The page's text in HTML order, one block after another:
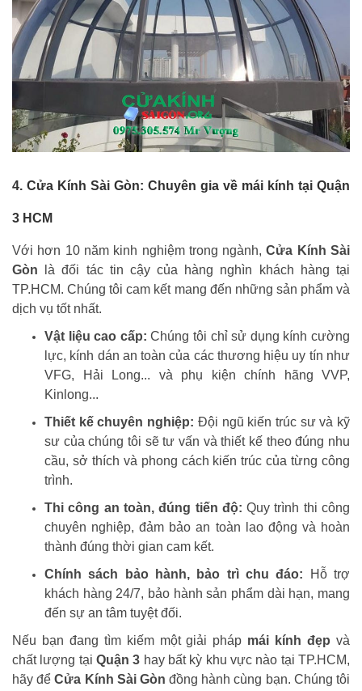
4. Cửa Kính Sài Gòn: Chuyên gia về mái kính tại Quận
3 HCM
Với hơn 10 năm kinh nghiệm trong ngành,Cửa Kính Sài
Gòn là đối tác tin cậy của hàng nghìn khách hàng tại
TP.HCM. Chúng tôi cam kết mang đến những sản phẩm và
dịch vụ tốt nhất.
Vật liệu cao cấp: Chúng tôi chỉ sử dụng kính cường
lực, kính dán an toàn của các thương hiệu uy tín như
VFG, Hải Long... và phụ kiện chính hãng VVP,
Kinlong...
Thiết kế chuyên nghiệp: Đội ngũ kiến trúc sư và kỹ
sư của chúng tôi sẽ tư vấn và thiết kế theo đúng nhu
cầu, sở thích và phong cách kiến trúc của từng công
trình.
Thi công an toàn, đúng tiến độ: Quy trình thi công
chuyên nghiệp, đảm bảo an toàn lao động và hoàn
thành đúng thời gian cam kết.
Chính sách bảo hành, bảo trì chu đáo: Hỗ trợ
khách hàng 24/7, bảo hành sản phẩm dài hạn, mang
đến sự an tâm tuyệt đối.
Nếu bạn đang tìm kiếm một giải pháp mái kính đẹp và
chất lượng tại Quận 3 hay bất kỳ khu vực nào tại TP.HCM,
hãy đểCửa Kính Sài Gòn đồng hành cùng bạn. Chúng tôi